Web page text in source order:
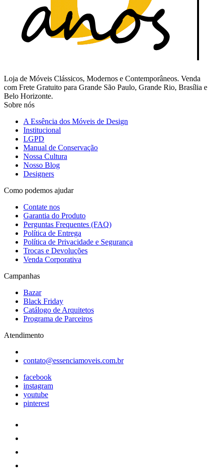
Loja de Móveis Clássicos, Modernos e Contemporâneos. Venda
com Frete Gratuito para Grande São Paulo, Grande Rio, Brasília e
Belo Horizonte.
Sobre nós
A Essência dos Móveis de Design
Institucional
LGPD
Manual de Conservação
Nossa Cultura
Nosso Blog
Designers
Como podemos ajudar
Contate nos
Garantia do Produto
Perguntas Frequentes (FAQ)
Política de Entrega
Política de Privacidade e Segurança
Trocas e Devoluções
Venda Corporativa
Campanhas
Bazar
Black Friday
Catálogo de Arquitetos
Programa de Parceiros
Atendimento
contato@essenciamoveis.com.br
facebook
instagram
youtube
pinterest